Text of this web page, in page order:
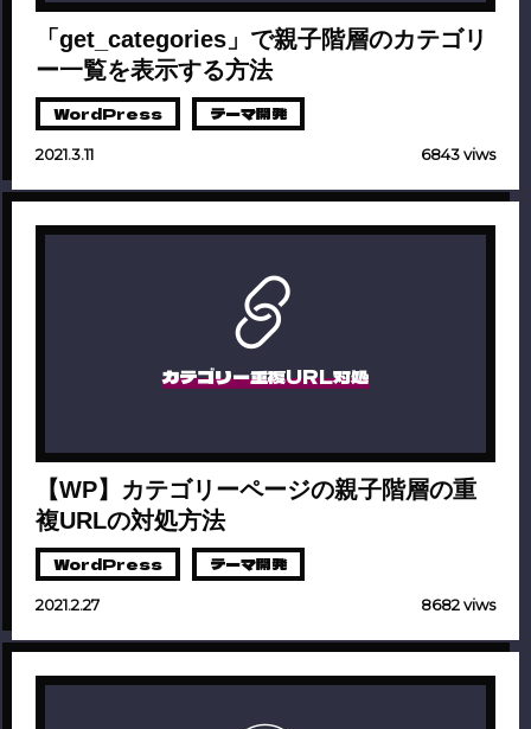
「get_categories」で親子階層のカテゴリ
ー一覧を表示する方法
WordPress テーマ開発
2021.3.11 6843 viws
カテゴリー重複URL対処
【WP】カテゴリーページの親子階層の重
複URLの対処方法
WordPress テーマ開発
2021.2.27 8682 viws